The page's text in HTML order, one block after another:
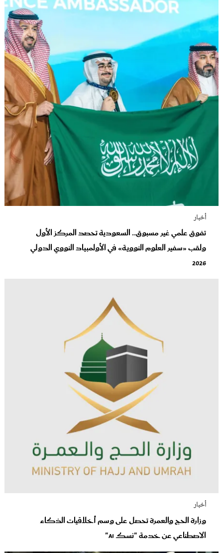
أخبار
تفوق علمي غير مسبوق.. السعودية تحصد المركز الأول
ولقب «سفير العلوم النووية» في الأولمبياد النووي الدولي
2026
أخبار
وزارة الحج والعمرة تحصل على وسم أخلاقيات الذكاء
الاصطناعي عن خدمة "نسك AI"